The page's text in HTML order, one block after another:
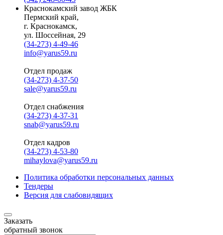
Краснокамский завод ЖБК
Пермский край,
г. Краснокамск,
ул. Шоссейная, 29
(34-273) 4-49-46
info@yarus59.ru
Отдел продаж
(34-273) 4-37-50
sale@yarus59.ru
Отдел снабжения
(34-273) 4-37-31
snab@yarus59.ru
Отдел кадров
(34-273) 4-53-80
mihaylova@yarus59.ru
Политика обработки персональных данных
Тендеры
Версия для слабовидящих
Заказать
обратный звонок